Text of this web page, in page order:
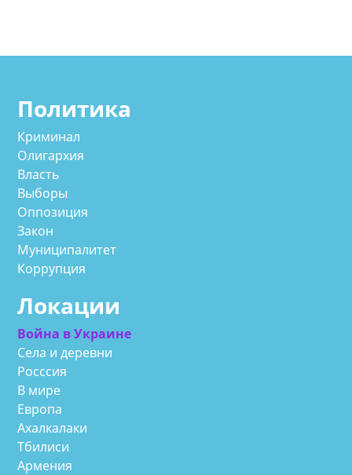
Политика
Криминал
Олигархия
Власть
Выборы
Оппозиция
Закон
Муниципалитет
Коррупция
Локации
Война в Украине
Села и деревни
Росссия
В мире
Европа
Ахалкалаки
Тбилиси
Армения